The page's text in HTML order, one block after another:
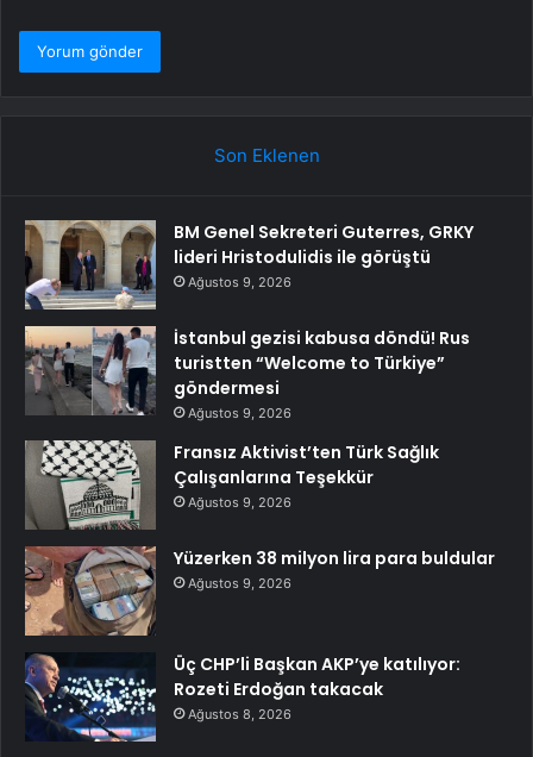
Son Eklenen
BM Genel Sekreteri Guterres, GRKY
lideri Hristodulidis ile görüştü
Ağustos 9, 2026
İstanbul gezisi kabusa döndü! Rus
turistten “Welcome to Türkiye”
göndermesi
Ağustos 9, 2026
Fransız Aktivist’ten Türk Sağlık
Çalışanlarına Teşekkür
Ağustos 9, 2026
Yüzerken 38 milyon lira para buldular
Ağustos 9, 2026
Üç CHP’li Başkan AKP’ye katılıyor:
Rozeti Erdoğan takacak
Ağustos 8, 2026